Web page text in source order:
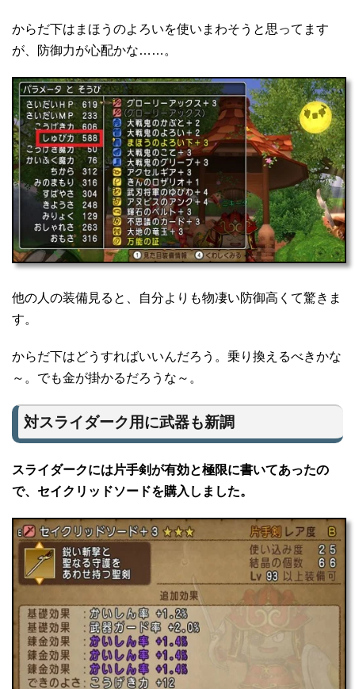
からだ下はまほうのよろいを使いまわそうと思ってます
が、防御力が心配かな……。
他の人の装備見ると、自分よりも物凄い防御高くて驚きま
す。
からだ下はどうすればいいんだろう。乗り換えるべきかな
～。でも金が掛かるだろうな～。
対スライダーク用に武器も新調
スライダークには片手剣が有効と極限に書いてあったの
で、セイクリッドソードを購入しました。